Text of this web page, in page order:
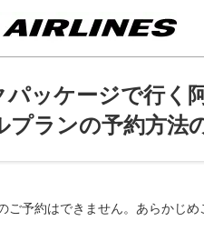
ッケージで行く
プランの予約方法
ご予約はできません。あらかじめ